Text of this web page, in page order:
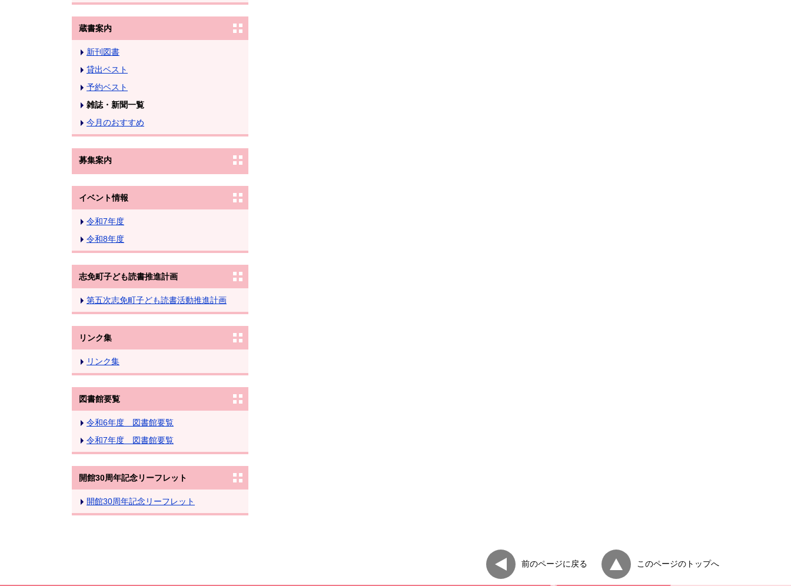
蔵書案内
新刊図書
貸出ベスト
予約ベスト
雑誌・新聞一覧
今月のおすすめ
募集案内
イベント情報
令和7年度
令和8年度
志免町子ども読書推進計画
第五次志免町子ども読書活動推進計画
リンク集
リンク集
図書館要覧
令和6年度 図書館要覧
令和7年度 図書館要覧
開館30周年記念リーフレット
開館30周年記念リーフレット
前のページに戻る このページのトップへ